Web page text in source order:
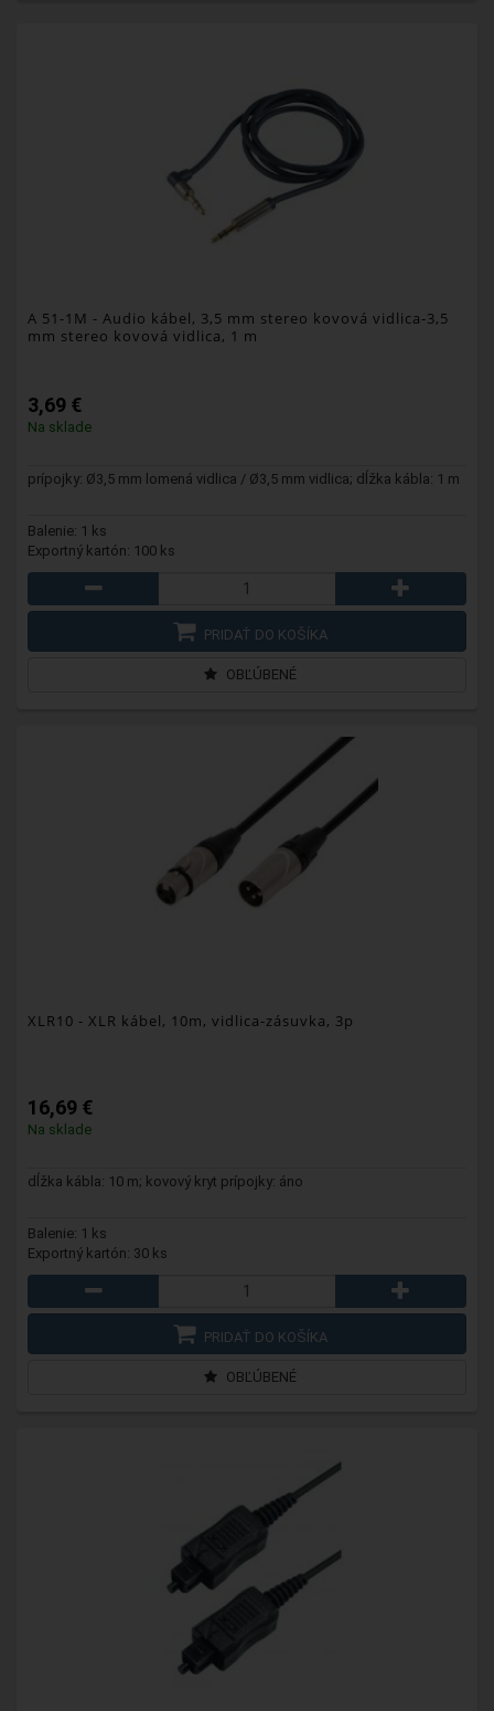
A 51-1M - Audio kábel, 3,5 mm stereo kovová vidlica-3,5
mm stereo kovová vidlica, 1 m
3,69 €
Na sklade
prípojky: Ø3,5 mm lomená vidlica / Ø3,5 mm vidlica; dĺžka kábla: 1 m
Balenie: 1 ks
Exportný kartón: 100 ks
PRIDAŤ DO KOŠÍKA
OBĽÚBENÉ
XLR10 - XLR kábel, 10m, vidlica-zásuvka, 3p
16,69 €
Na sklade
dĺžka kábla: 10 m; kovový kryt prípojky: áno
Balenie: 1 ks
Exportný kartón: 30 ks
PRIDAŤ DO KOŠÍKA
OBĽÚBENÉ